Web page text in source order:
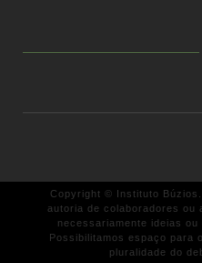
Copyright © Instituto
autoria de colaboradores ou
necessariamente ideias ou
Possibilitamos espaço para
pluralidade do